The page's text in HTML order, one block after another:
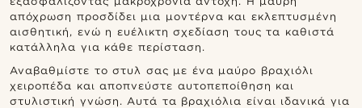
απόχρωση προσδίδει μια μοντέρνα και εκλεπτυσμένη
αισθητική, ενώ η ευέλικτη σχεδίαση τους τα καθιστά
κατάλληλα για κάθε περίσταση.
Αναβαθμίστε το στυλ σας με ένα μαύρο βραχιόλι
χειροπέδα και αποπνεύστε αυτοπεποίθηση και
στυλιστική γνώση. Αυτά τα βραχιόλια είναι ιδανικά για